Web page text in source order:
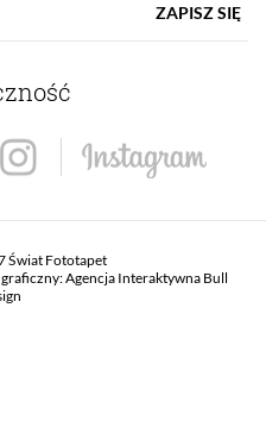
ZAPISZ SIĘ
Świat Fototapet
graficzny:Agencja Interaktywna Bull